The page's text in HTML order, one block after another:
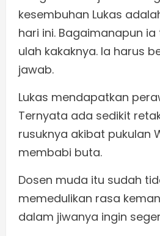
kesembuhan Lukas
hari ini. Bagaimanapun
ulah kakaknya. Ia harus
jawab.
Lukas mendapatkan
Ternyata ada sedikit
rusuknya akibat pukulan
membabi buta.
Dosen muda itu sudah
memedulikan rasa
dalam jiwanya ingin